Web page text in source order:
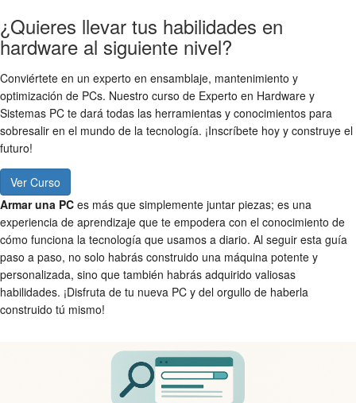
¿Quieres llevar tus habilidades en
hardware al siguiente nivel?
Conviértete en un experto en ensamblaje, mantenimiento y
optimización de PCs. Nuestro curso de Experto en Hardware y
Sistemas PC te dará todas las herramientas y conocimientos para
sobresalir en el mundo de la tecnología. ¡Inscríbete hoy y construye el
futuro!
Ver Curso
Armar una PC es más que simplemente juntar piezas; es una
experiencia de aprendizaje que te empodera con el conocimiento de
cómo funciona la tecnología que usamos a diario. Al seguir esta guía
paso a paso, no solo habrás construido una máquina potente y
personalizada, sino que también habrás adquirido valiosas
habilidades. ¡Disfruta de tu nueva PC y del orgullo de haberla
construido tú mismo!